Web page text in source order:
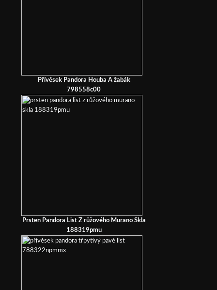
Přívěsek Pandora Houba A žabák
798558c00
Prsten Pandora List Z růžového Murano Skla
188319pmu